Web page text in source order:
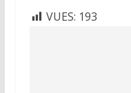
VUES: 193